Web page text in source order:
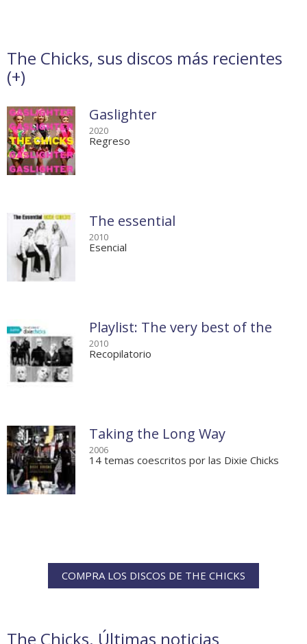
The Chicks, sus discos más recientes
(+)
Gaslighter
2020
Regreso
The essential
2010
Esencial
Playlist: The very best of the
2010
Recopilatorio
Taking the Long Way
2006
14 temas coescritos por las Dixie Chicks
COMPRA LOS DISCOS DE THE CHICKS
The Chicks. Últimas noticias